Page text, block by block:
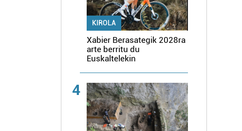
KIROLA
Xabier Berasategik 2028ra
arte berritu du
Euskaltelekin
4